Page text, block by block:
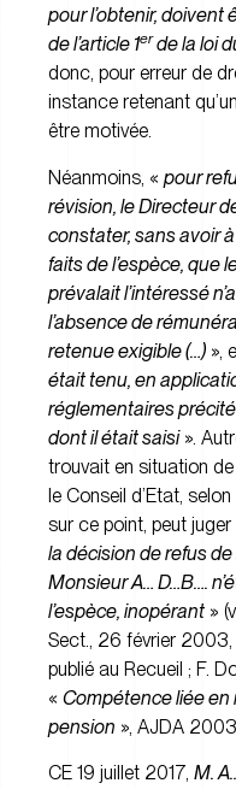
pour l’obtenir,
de l’article 1erde la loi
donc, pour erreur de
instance retenant
être motivée.
Néanmoins, « pour
révision, le Directeur
constater, sans avoir
faits de l’espèce, que
prévalait l’intéressé
l’absence de
retenue exigible (…) »,
était tenu, en
réglementaires
dont il était saisi».
trouvait en situation
le Conseil d’Etat,
sur ce point, peut juger
la décision de refus
Monsieur A… D…B….
l’espèce, inopérant »
Sect., 26 février 2003,
publié au Recueil ; F.
« Compétence liée en
pension », AJDA
CE 19 juillet 2017, M.